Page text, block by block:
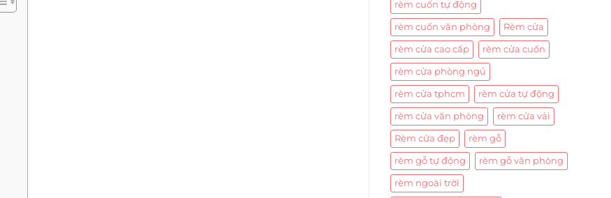
rèm cuốn tự động
rèm cuốn văn phòng Rèm cửa
rèm cửa cao cấp rèm cửa cuốn
rèm cửa phòng ngủ
rèm cửa tphcm rèm cửa tự động
rèm cửa văn phòng rèm cửa vải
Rèm cửa đẹp rèm gỗ
rèm gỗ tự động rèm gỗ văn phòng
rèm ngoài trời